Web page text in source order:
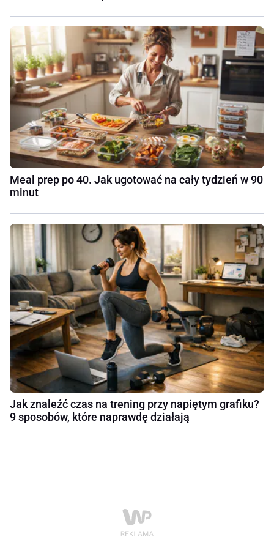
Meal prep po 40. Jak ugotować na cały tydzień w 90
minut
Jak znaleźć czas na trening przy napiętym grafiku?
9 sposobów, które naprawdę działają